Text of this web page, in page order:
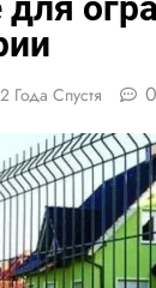
2 Года Спустя 0